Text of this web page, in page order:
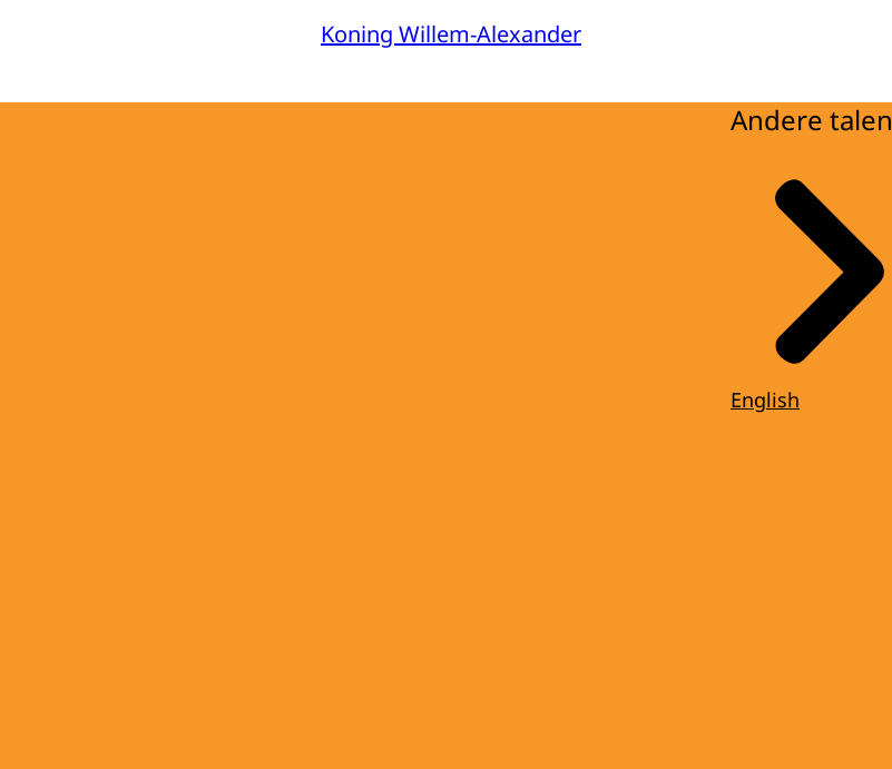
Koning Willem-Alexander
Andere talen
English